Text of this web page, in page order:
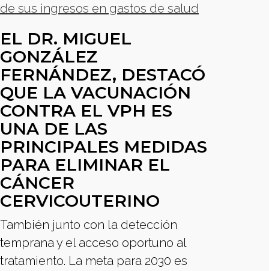
de sus ingresos en gastos de salud
EL DR. MIGUEL
GONZÁLEZ
FERNÁNDEZ, DESTACÓ
QUE LA VACUNACIÓN
CONTRA EL VPH ES
UNA DE LAS
PRINCIPALES MEDIDAS
PARA ELIMINAR EL
CÁNCER
CERVICOUTERINO
También junto con la detección
temprana y el acceso oportuno al
tratamiento. La meta para 2030 es